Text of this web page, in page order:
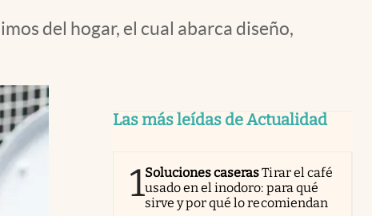
del hogar, el cual abarca diseño,
Las más leídas de Actualidad
1Soluciones caserasTirar el café
usado en el inodoro: para qué
sirve y por qué lo recomiendan